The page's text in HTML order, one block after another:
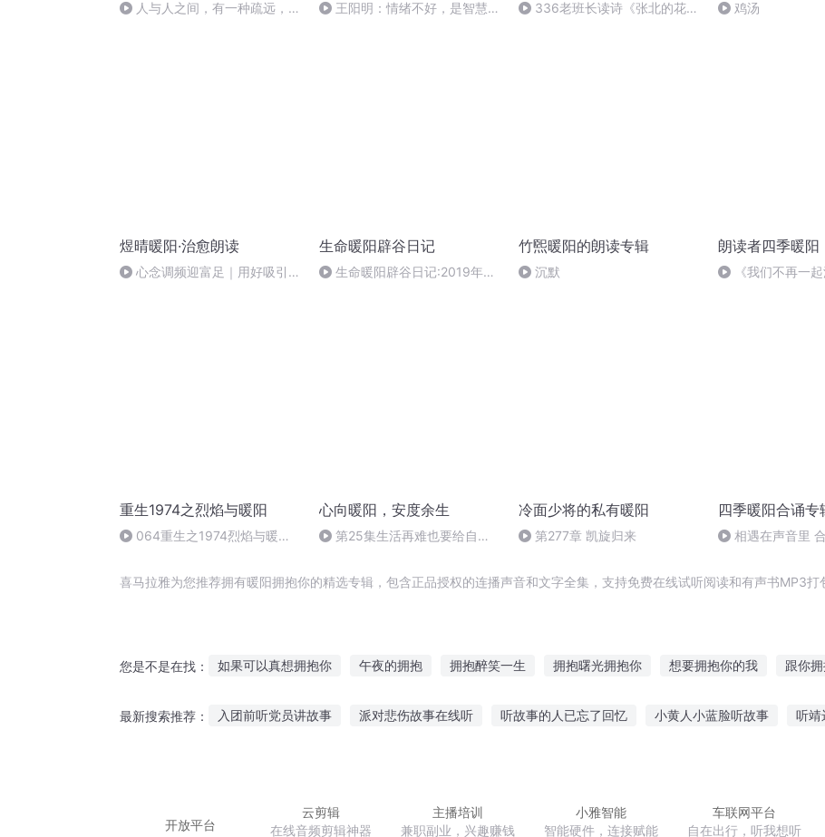
人与人之间，有一种疏远，
王阳明：情绪不好，是智慧不
336老班长读诗《张北的花田
鸡汤
煜晴暖阳·治愈朗读
心念调频迎富足｜用好吸引力
生命暖阳辟谷日记
生命暖阳辟谷日记:2019年9
竹煕暖阳的朗读专辑
沉默
朗读者四季暖阳
《我们不再一
重生1974之烈焰与暖阳
064重生之1974烈焰与暖阳
心向暖阳，安度余生
第25集生活再难也要给自己
冷面少将的私有暖阳
第277章 凯旋归来
四季暖阳合诵专
相遇在声音里
喜马拉雅为您推荐拥有暖阳拥抱你的精选专辑，包含正品授权的连播声音和文字全集，支持免费在线试听阅读和有声书MP3打
您是不是在找： 如果可以真想拥抱你 午夜的拥抱 拥抱醉笑一生 拥抱曙光拥抱你 想要拥抱你的我 跟你
最新搜索推荐： 入团前听党员讲故事 派对悲伤故事在线听 听故事的人已忘了回忆 小黄人小蓝脸听故事 听靖
开放平台
云剪辑
在线音频剪辑神器
主播培训
兼职副业，兴趣赚钱
小雅智能
智能硬件，连接赋能
车联网平台
自在出行，听我想听